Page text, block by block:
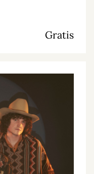
Gratis